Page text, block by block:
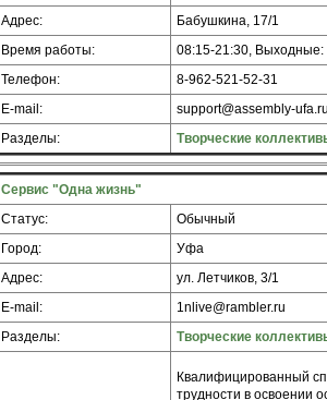
Адрес:
Бабушкина, 17/1
Время работы:
08:15-21:30, Выходные:
Телефон:
8-962-521-52-31
E-mail:
support@assembly-
Разделы:
Творческие
Сервис "Одна жизнь"
Статус:
Обычный
Город:
Уфа
Адрес:
ул. Летчиков, 3/1
E-mail:
1nlive@rambler.ru
Разделы:
Творческие
Квалифицированный
трудности в освоении